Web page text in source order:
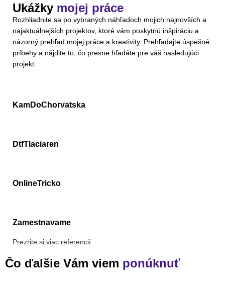
Ukážky mojej práce
Rozhliadnite sa po vybraných náhľadoch mojich najnovších a
najaktuálnejších projektov, ktoré vám poskytnú inšpiráciu a
názorný prehľad mojej práce a kreativity. Prehľadajte úspešné
príbehy a nájdite to, čo presne hľadáte pre váš nasledujúci
projekt.
KamDoChorvatska
DtfTlaciaren
OnlineTricko
Zamestnavame
Prezrite si viac referencií
Čo ďalšie Vám viem ponúknuť